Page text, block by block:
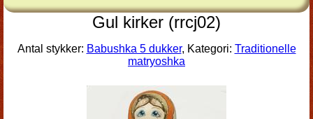
Gul kirker (rrcj02)
Antal stykker: Babushka 5 dukker, Kategori: Traditionelle
matryoshka